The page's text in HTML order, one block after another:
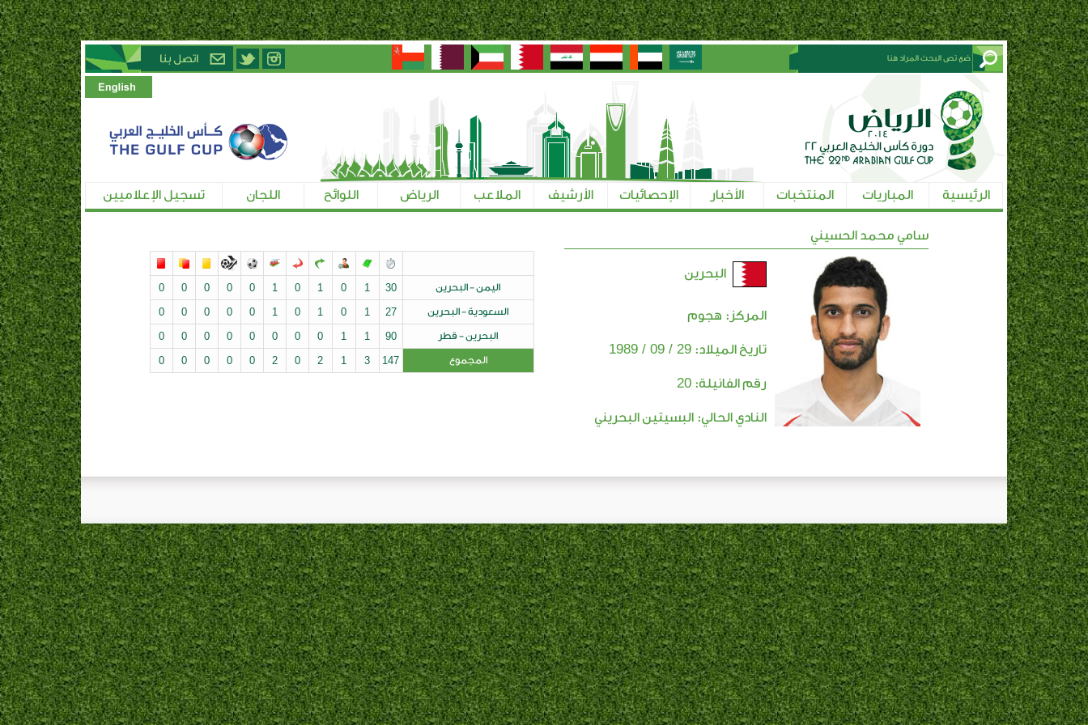
الرئيسية المباريات المنتخبات الأخبار الإحصائيات الأرشيف الملاعب الرياض اللوائح اللجان تسجيل الإعلاميين
سامي محمد الحسيني
البحرين
المركز: هجوم
تاريخ الميلاد: 29 / 09 / 1989
رقم الفانيلة: 20
النادي الحالي: البسيتين البحريني
اليمن - البحرين 30
1
0
1
0
1
0
0
0
0
0
السعودية - البحرين 27
1
0
1
0
1
0
0
0
0
0
البحرين - قطر 90
1
1
0
0
0
0
0
0
0
0
المجموع 147
3
1
2
0
2
0
0
0
0
0